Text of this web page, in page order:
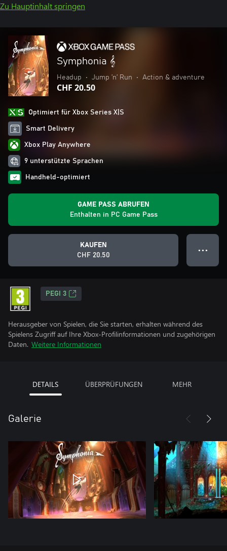
Zu Hauptinhalt springen
Symphonia 𝄞
Headup • Jump ’n’ Run • Action & adventure
CHF 20.50
Optimiert für Xbox Series X|S
Smart Delivery
Xbox Play Anywhere
9 unterstützte Sprachen
Handheld-optimiert
GAME PASS ABRUFEN
Enthalten in PC Game Pass
KAUFEN
CHF 20.50
● ● ●
PEGI 3
Herausgeber von Spielen, die Sie starten, erhalten während des
Spielens Zugriff auf Ihre Xbox-Profilinformationen und zugehörigen
Daten. Weitere Informationen
DETAILS ÜBERPRÜFUNGEN MEHR
Galerie